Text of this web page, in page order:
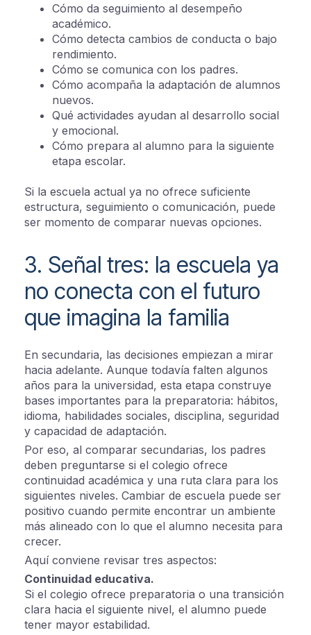
Cómo da seguimiento al desempeño
académico.
Cómo detecta cambios de conducta o bajo
rendimiento.
Cómo se comunica con los padres.
Cómo acompaña la adaptación de alumnos
nuevos.
Qué actividades ayudan al desarrollo social
y emocional.
Cómo prepara al alumno para la siguiente
etapa escolar.
Si la escuela actual ya no ofrece suficiente
estructura, seguimiento o comunicación, puede
ser momento de comparar nuevas opciones.
3. Señal tres: la escuela ya
no conecta con el futuro
que imagina la familia
En secundaria, las decisiones empiezan a mirar
hacia adelante. Aunque todavía falten algunos
años para la universidad, esta etapa construye
bases importantes para la preparatoria: hábitos,
idioma, habilidades sociales, disciplina, seguridad
y capacidad de adaptación.
Por eso, al comparar secundarias, los padres
deben preguntarse si el colegio ofrece
continuidad académica y una ruta clara para los
siguientes niveles. Cambiar de escuela puede ser
positivo cuando permite encontrar un ambiente
más alineado con lo que el alumno necesita para
crecer.
Aquí conviene revisar tres aspectos:
Continuidad educativa.
Si el colegio ofrece preparatoria o una transición
clara hacia el siguiente nivel, el alumno puede
tener mayor estabilidad.